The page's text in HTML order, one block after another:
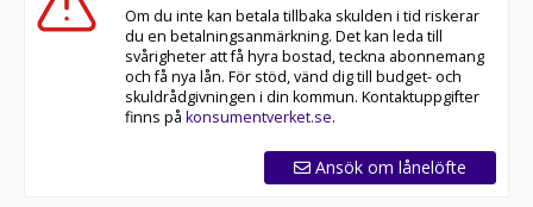
Om du inte kan betala tillbaka skulden i tid riskerar
du en betalningsanmärkning. Det kan leda till
svårigheter att få hyra bostad, teckna abonnemang
och få nya lån. För stöd, vänd dig till budget- och
skuldrådgivningen i din kommun. Kontaktuppgifter
finns på konsumentverket.se.
Ansök om lånelöfte